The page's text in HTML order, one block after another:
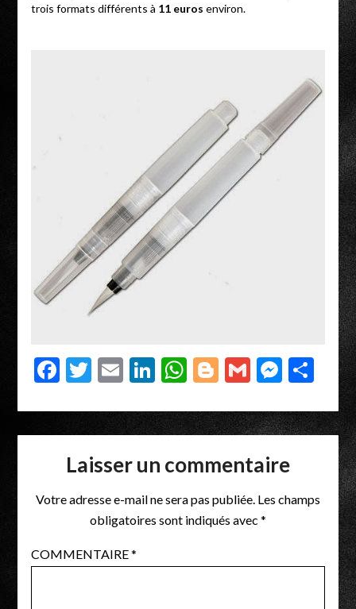
trois formats différents à 11 euros environ.
Facebook
Twitter
EmailLinkedIn
WhatsApp
Blogger
Gmail
Laisser un commentaire
Votre adresse e-mail ne sera pas publiée. Les champs
obligatoires sont indiqués avec *
COMMENTAIRE*